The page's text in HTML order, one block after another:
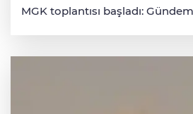
MGK toplantısı başladı: